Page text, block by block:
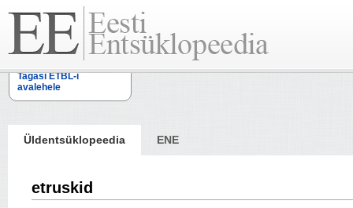
Tagasi ETBL-i
avalehele
Üldentsüklopeedia ENE
etruskid